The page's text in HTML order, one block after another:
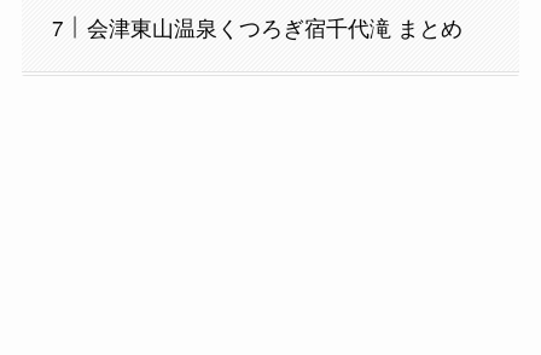
会津東山温泉くつろぎ宿千代滝 まとめ